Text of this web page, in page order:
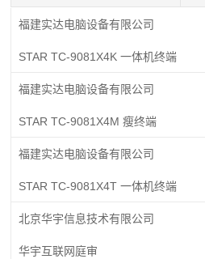
福建实达电脑设备有限公司
STAR TC-9081X4K 一体机终端
福建实达电脑设备有限公司
STAR TC-9081X4M 瘦终端
福建实达电脑设备有限公司
STAR TC-9081X4T 一体机终端
北京华宇信息技术有限公司
华宇互联网庭审